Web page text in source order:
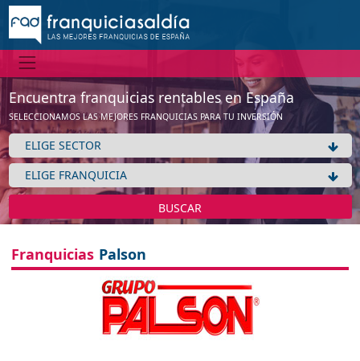
Encuentra franquicias rentables en España
SELECCIONAMOS LAS MEJORES FRANQUICIAS PARA TU INVERSIÓN
BUSCAR
Franquicias Palson